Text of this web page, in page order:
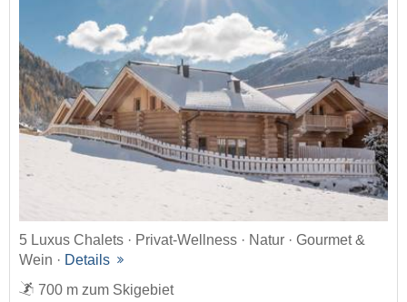
5 Luxus Chalets · Privat-Wellness · Natur · Gourmet &
Wein · Details
700 m zum Skigebiet